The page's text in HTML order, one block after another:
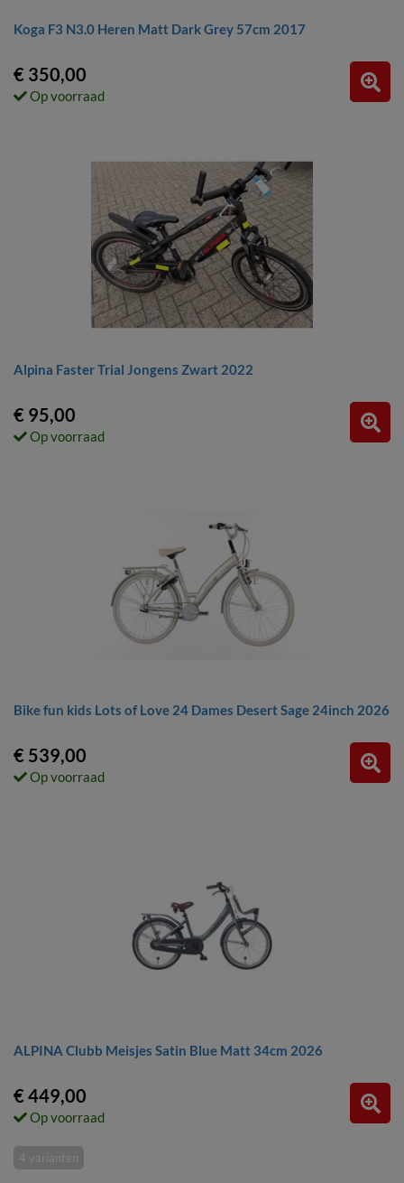
Koga F3 N3.0 Heren Matt Dark Grey 57cm 2017
€ 350,00
Op voorraad
Alpina Faster Trial Jongens Zwart 2022
€ 95,00
Op voorraad
Bike fun kids Lots of Love 24 Dames Desert Sage 24inch 2026
€ 539,00
Op voorraad
ALPINA Clubb Meisjes Satin Blue Matt 34cm 2026
€ 449,00
Op voorraad
4 varianten